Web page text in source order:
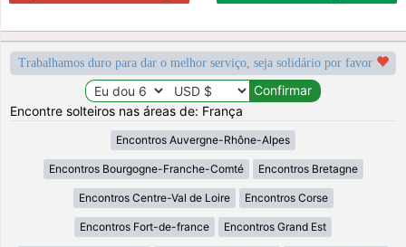
Trabalhamos duro para dar o melhor serviço, seja solidário por favor
Encontre solteiros nas áreas de: França
Encontros Auvergne-Rhône-Alpes
Encontros Bourgogne-Franche-Comté Encontros Bretagne
Encontros Centre-Val de Loire Encontros Corse
Encontros Fort-de-france Encontros Grand Est